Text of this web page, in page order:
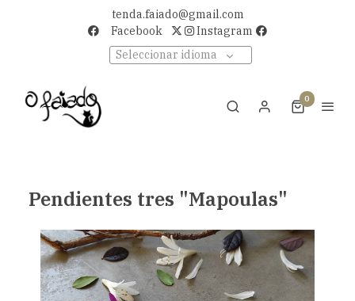
tenda.faiado@gmail.com
Facebook
Instagram
Seleccionar idioma
0
Pendientes tres "Mapoulas"